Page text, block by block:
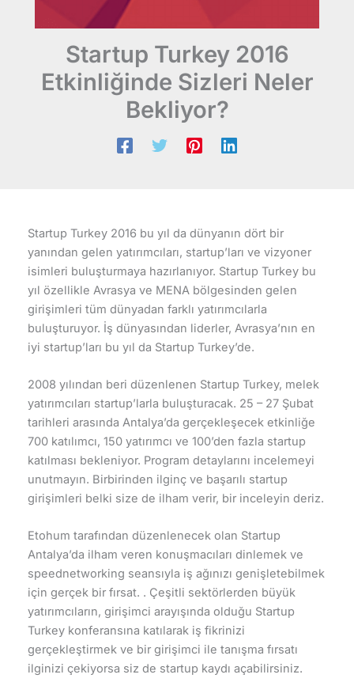
Startup Turkey 2016
Etkinliğinde Sizleri Neler
Bekliyor?
Startup Turkey 2016 bu yıl da dünyanın dört bir
yanından gelen yatırımcıları, startup’ları ve vizyoner
isimleri buluşturmaya hazırlanıyor. Startup Turkey bu
yıl özellikle Avrasya ve MENA bölgesinden gelen
girişimleri tüm dünyadan farklı yatırımcılarla
buluşturuyor. İş dünyasından liderler, Avrasya’nın en
iyi startup’ları bu yıl da Startup Turkey’de.
2008 yılından beri düzenlenen Startup Turkey, melek
yatırımcıları startup’larla buluşturacak. 25 – 27 Şubat
tarihleri arasında Antalya’da gerçekleşecek etkinliğe
700 katılımcı, 150 yatırımcı ve 100’den fazla startup
katılması bekleniyor. Program detaylarını incelemeyi
unutmayın. Birbirinden ilginç ve başarılı startup
girişimleri belki size de ilham verir, bir inceleyin deriz.
Etohum tarafından düzenlenecek olan Startup
Antalya’da ilham veren konuşmacıları dinlemek ve
speednetworking seansıyla iş ağınızı genişletebilmek
için gerçek bir fırsat. . Çeşitli sektörlerden büyük
yatırımcıların, girişimci arayışında olduğu Startup
Turkey konferansına katılarak iş fikrinizi
gerçekleştirmek ve bir girişimci ile tanışma fırsatı
ilginizi çekiyorsa siz de startup kaydı açabilirsiniz.